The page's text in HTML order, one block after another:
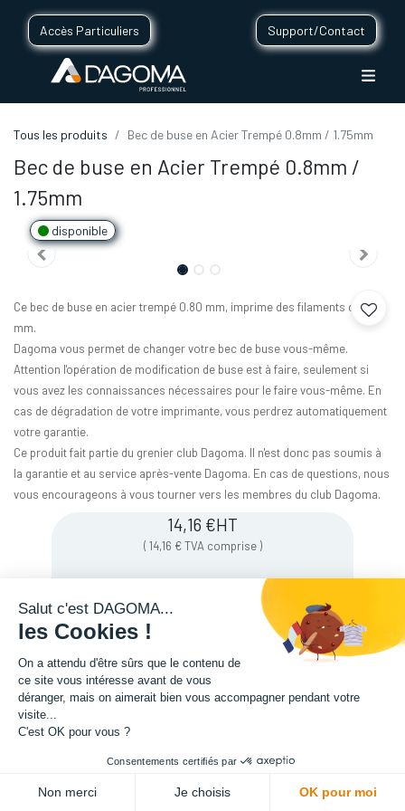
Accès Particuliers Support/Contact
Tous les produits Bec de buse en Acier Trempé 0.8mm / 1.75mm
Bec de buse en Acier Trempé 0.8mm /
1.75mm
disponible
Ce bec de buse en acier trempé 0.80 mm, imprime des filaments de 1.75
mm.
Dagoma vous permet de changer votre bec de buse vous-même.
Attention l'opération de modification de buse est à faire, seulement si
vous avez les connaissances nécessaires pour le faire vous-même. En
cas de dégradation de votre imprimante, vous perdrez automatiquement
votre garantie.
Ce produit fait partie du grenier club Dagoma. Il n'est donc pas soumis à
la garantie et au service après-vente Dagoma. En cas de questions, nous
vous encourageons à vous tourner vers les membres du club Dagoma.
14,16 €HT
( 14,16 € TVA comprise )
Salut c'est DAGOMA...
les Cookies !
On a attendu d'être sûrs que le contenu de
ce site vous intéresse avant de vous
déranger, mais on aimerait bien vous accompagner pendant votre
visite...
C'est OK pour vous ?
Consentements certifiés par
Non merci Je choisis OK pour moi